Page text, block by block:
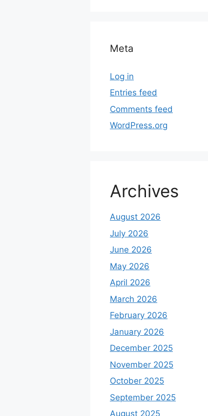
Meta
Log in
Entries feed
Comments feed
WordPress.org
Archives
August 2026
July 2026
June 2026
May 2026
April 2026
March 2026
February 2026
January 2026
December 2025
November 2025
October 2025
September 2025
August 2025